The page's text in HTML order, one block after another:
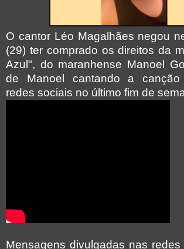
O cantor Léo Magalhães negou
(29) ter comprado os direitos da
Azul", do maranhense Manoel
de Manoel cantando a canção
redes sociais no último fim de
Mensagens divulgadas nas